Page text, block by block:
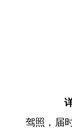
详
驾照，届